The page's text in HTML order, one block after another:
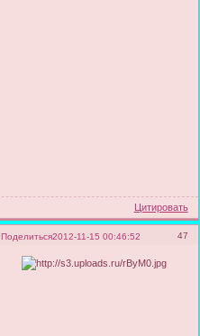
Цитировать
Поделиться 47
2012-11-15 00:46:52